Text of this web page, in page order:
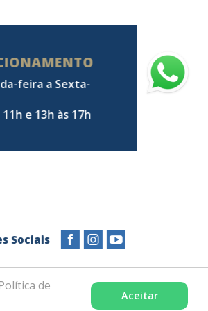
de
Aceitar
feira a Sexta-
11h e 13h às 17h
Sociais